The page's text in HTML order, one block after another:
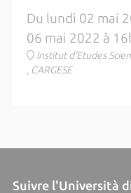
Du lundi 02 mai
06 mai 2022 à
Institut d'Etudes
, CARGESE
Suivre l'Università